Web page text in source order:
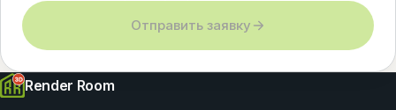
Отправить заявку
Render Room